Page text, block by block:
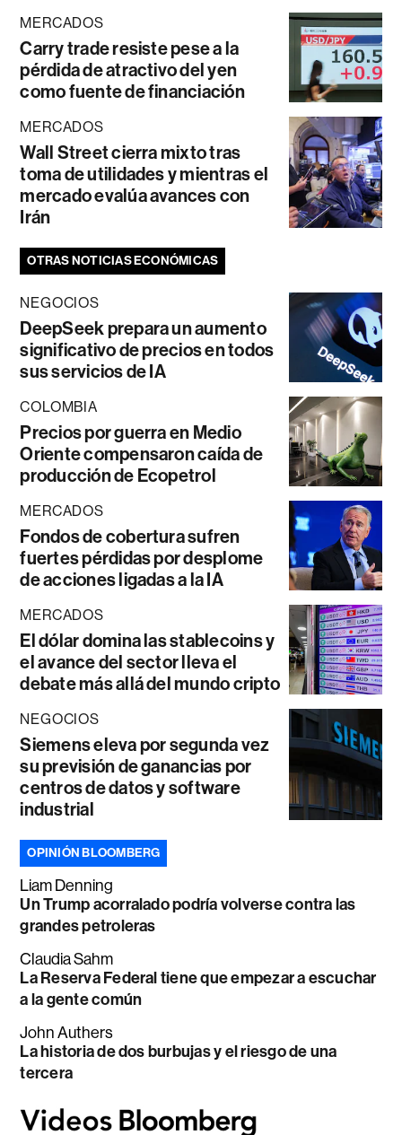
MERCADOS
Carry trade resiste pese a la
pérdida de atractivo del yen
como fuente de financiación
MERCADOS
Wall Street cierra mixto tras
toma de utilidades y mientras el
mercado evalúa avances con
Irán
OTRAS NOTICIAS ECONÓMICAS
NEGOCIOS
DeepSeek prepara un aumento
significativo de precios en todos
sus servicios de IA
COLOMBIA
Precios por guerra en Medio
Oriente compensaron caída de
producción de Ecopetrol
MERCADOS
Fondos de cobertura sufren
fuertes pérdidas por desplome
de acciones ligadas a la IA
MERCADOS
El dólar domina las stablecoins y
el avance del sector lleva el
debate más allá del mundo cripto
NEGOCIOS
Siemens eleva por segunda vez
su previsión de ganancias por
centros de datos y software
industrial
OPINIÓN BLOOMBERG
Liam Denning
Un Trump acorralado podría volverse contra las
grandes petroleras
Claudia Sahm
La Reserva Federal tiene que empezar a escuchar
a la gente común
John Authers
La historia de dos burbujas y el riesgo de una
tercera